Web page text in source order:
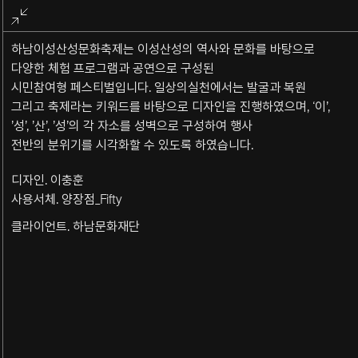
전체화면
종료
하남이성산성문화축제는 이성산성의 역사와 문화를 바탕으로
다양한 체험 프로그램과 공연으로 구성된
시민참여형 페스티벌입니다. 일상의실천에서는 발굴과 복원
그리고 축제라는 키워드를 바탕으로 디자인을 진행하였으며, ‘이’,
’성’, ’산’, ’성’의 각 자소를 성벽으로 구성하여 행사
전반의 분위기를 시각화할 수 있도록 하였습니다.
디자인. 이충훈
사용서체. 양장점_Fifty
클라이언트. 하남문화재단